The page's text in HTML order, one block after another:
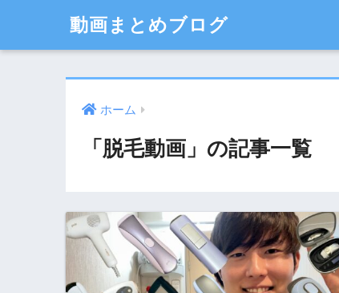
動画まとめブログ
ホーム
「脱毛動画」の記事一覧